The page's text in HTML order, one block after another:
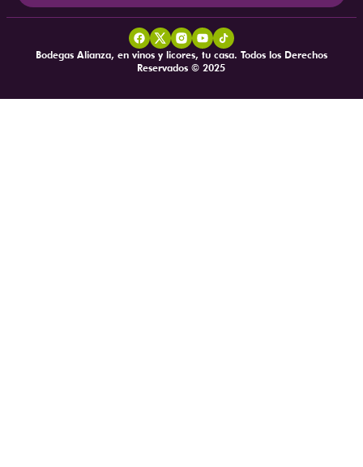
Bodegas Alianza, en vinos y licores, tu casa. Todos los Derechos
Reservados © 2025